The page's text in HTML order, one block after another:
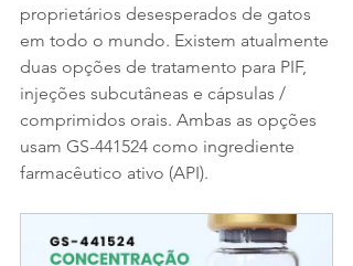
proprietários desesperados de gatos
em todo o mundo. Existem atualmente
duas opções de tratamento para PIF,
injeções subcutâneas e cápsulas /
comprimidos orais. Ambas as opções
usam GS-441524 como ingrediente
farmacêutico ativo (API).